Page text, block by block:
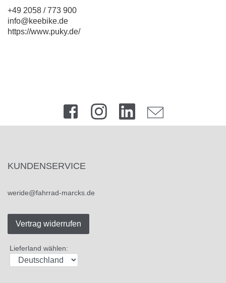
+49 2058 / 773 900
info@keebike.de
https://www.puky.de/
KUNDENSERVICE
weride@fahrrad-marcks.de
Vertrag widerrufen
Lieferland wählen: